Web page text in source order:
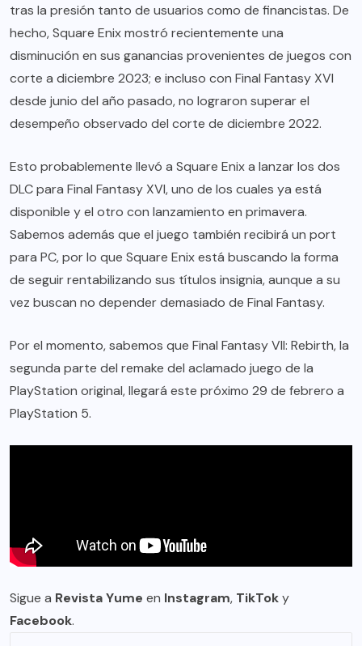
tras la presión tanto de usuarios como de financistas. De
hecho, Square Enix mostró recientemente una
disminución en sus ganancias provenientes de juegos con
corte a diciembre 2023; e incluso con Final Fantasy XVI
desde junio del año pasado, no lograron superar el
desempeño observado del corte de diciembre 2022.
Esto probablemente llevó a Square Enix a lanzar los dos
DLC para Final Fantasy XVI, uno de los cuales ya está
disponible y el otro con lanzamiento en primavera.
Sabemos además que el juego también recibirá un port
para PC, por lo que Square Enix está buscando la forma
de seguir rentabilizando sus títulos insignia, aunque a su
vez buscan no depender demasiado de Final Fantasy.
Por el momento, sabemos que Final Fantasy VII: Rebirth, la
segunda parte del remake del aclamado juego de la
PlayStation original, llegará este próximo 29 de febrero a
PlayStation 5.
Sigue a Revista Yume en Instagram, TikToky
Facebook.